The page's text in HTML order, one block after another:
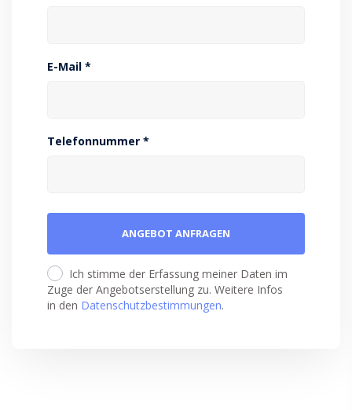
E-Mail *
Telefonnummer *
Ich stimme der Erfassung meiner Daten im
Zuge der Angebotserstellung zu. Weitere Infos
in den Datenschutzbestimmungen.